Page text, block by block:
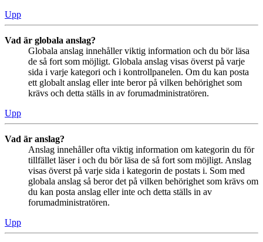
Upp
Vad är globala anslag?
Globala anslag innehåller viktig information och du bör läsa
de så fort som möjligt. Globala anslag visas överst på varje
sida i varje kategori och i kontrollpanelen. Om du kan posta
ett globalt anslag eller inte beror på vilken behörighet som
krävs och detta ställs in av forumadministratören.
Upp
Vad är anslag?
Anslag innehåller ofta viktig information om kategorin du för
tillfället läser i och du bör läsa de så fort som möjligt. Anslag
visas överst på varje sida i kategorin de postats i. Som med
globala anslag så beror det på vilken behörighet som krävs om
du kan posta anslag eller inte och detta ställs in av
forumadministratören.
Upp